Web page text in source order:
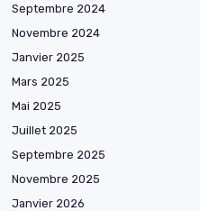
Septembre 2024
Novembre 2024
Janvier 2025
Mars 2025
Mai 2025
Juillet 2025
Septembre 2025
Novembre 2025
Janvier 2026